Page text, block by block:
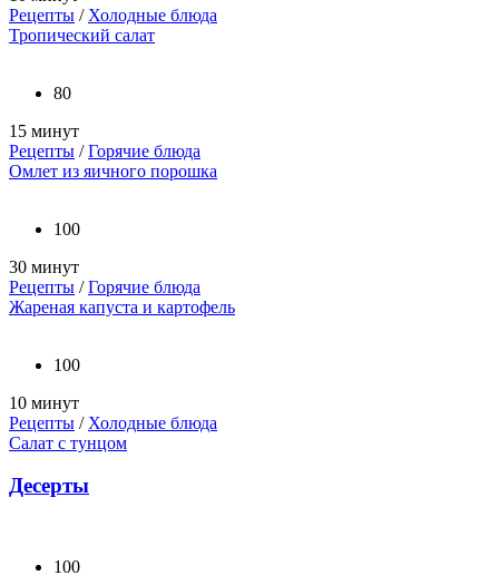
Рецепты / Холодные блюда
Тропический салат
80
15 минут
Рецепты /Горячие блюда
Омлет из яичного порошка
100
30 минут
Рецепты /Горячие блюда
Жареная капуста и картофель
100
10 минут
Рецепты / Холодные блюда
Салат с тунцом
Десерты
100